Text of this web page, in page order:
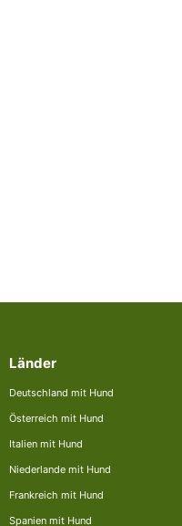
Länder
Deutschland mit Hund
Österreich mit Hund
Italien mit Hund
Niederlande mit Hund
Frankreich mit Hund
Spanien mit Hund